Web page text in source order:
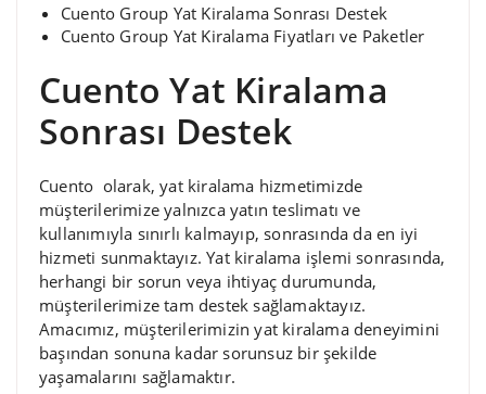
Cuento Group Yat Kiralama Sonrası Destek
Cuento Group Yat Kiralama Fiyatları ve Paketler
Cuento Yat Kiralama
Sonrası Destek
Cuento olarak, yat kiralama hizmetimizde
müşterilerimize yalnızca yatın teslimatı ve
kullanımıyla sınırlı kalmayıp, sonrasında da en iyi
hizmeti sunmaktayız. Yat kiralama işlemi sonrasında,
herhangi bir sorun veya ihtiyaç durumunda,
müşterilerimize tam destek sağlamaktayız.
Amacımız, müşterilerimizin yat kiralama deneyimini
başından sonuna kadar sorunsuz bir şekilde
yaşamalarını sağlamaktır.